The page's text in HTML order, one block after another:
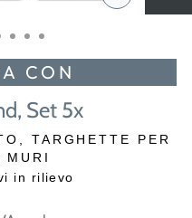
CON
Set 5x
TARGHETTE PER
MURI
in rilievo
CHIUDI